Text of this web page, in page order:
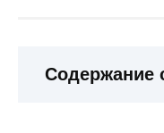
Содержание